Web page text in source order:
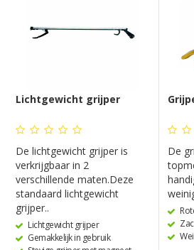
Lichtgewicht grijper
De lichtgewicht grijper is
verkrijgbaar in 2
verschillende maten.Deze
standaard lichtgewicht
grijper..
Lichtgewicht grijper
Gemakkelijk in gebruik
De